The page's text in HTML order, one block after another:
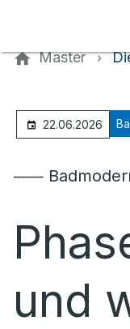
Master
22.06.2026
⸺
und